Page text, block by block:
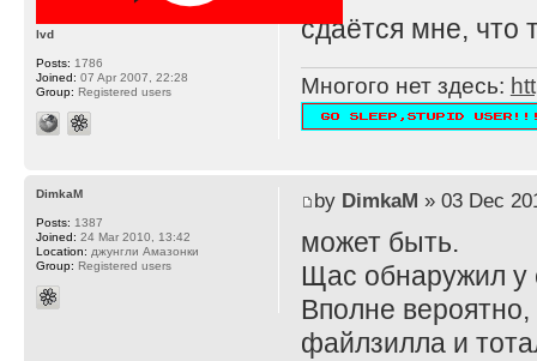
сдаётся мне, что
Многого нет здесь:
lvd
Posts: 1786
Joined: 07 Apr 2007, 22:28
Group: Registered users
by DimkaM » 03 Dec
может быть.
Щас обнаружил у
Вполне
файлзилла и
DimkaM
Posts: 1387
Joined: 24 Mar 2010, 13:42
Location: джунгли Амазонки
Group: Registered users